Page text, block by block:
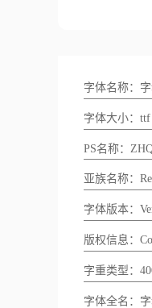
字体名称：
字体大小：ttf
PS名称：
亚族名称：
字体版本：
版权信息：
字重类型：
字体全名：